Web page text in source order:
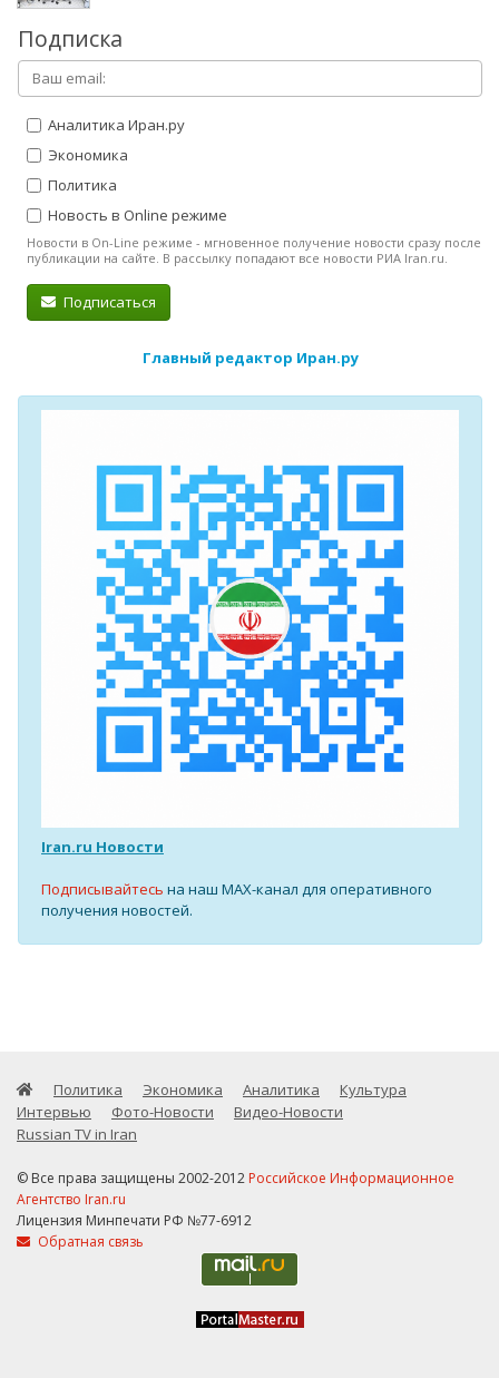
Подписка
Аналитика Иран.ру
Экономика
Политика
Новость в Online режиме
Новости в On-Line режиме - мгновенное получение новости сразу после
публикации на сайте. В рассылку попадают все новости РИА Iran.ru.
Подписаться
Главный редактор Иран.ру
Iran.ru Новости
Подписывайтесь на наш MAX-канал для оперативного
получения новостей.
Политика Экономика Аналитика
Культура
Интервью
Фото-Новости
Видео-Новости
Russian TV in Iran
© Все права защищены 2002-2012 Российское Информационное
Агентство Iran.ru
Лицензия Минпечати РФ №77-6912
Обратная связь